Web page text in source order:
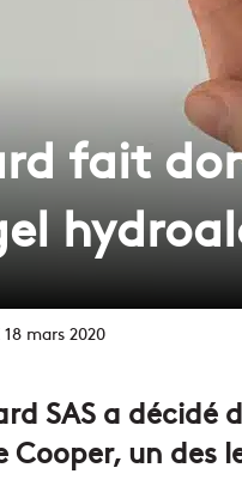
fait
18 mars 2020
SAS a décidé
Cooper, un des